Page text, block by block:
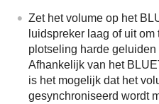
Zet het volume op het
luidspreker laag of uit
plotseling harde
Afhankelijk van het
is het mogelijk dat het
gesynchroniseerd wordt